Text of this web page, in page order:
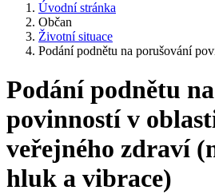
Úvodní stránka
Občan
Životní situace
Podání podnětu na porušování
Podání podnětu
povinností v
veřejného zdraví
hluk a vibrace)